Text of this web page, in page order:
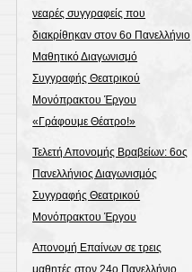
νεαρές συγγραφείς που
διακρίθηκαν στον 6ο Πανελλήνιο
Μαθητικό Διαγωνισμό
Συγγραφής Θεατρικού
Μονόπρακτου Έργου
«Γράφουμε Θέατρο!»
Τελετή Απονομής Βραβείων: 6ος
Πανελλήνιος Διαγωνισμός
Συγγραφής Θεατρικού
Μονόπρακτου Έργου
Απονομή Επαίνων σε τρεις
μαθητές στον 24ο Πανελλήνιο